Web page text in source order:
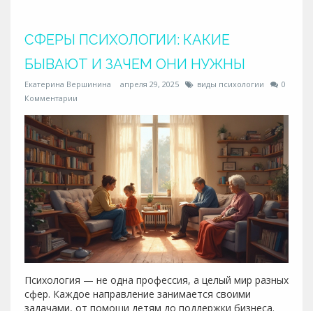
СФЕРЫ ПСИХОЛОГИИ: КАКИЕ
БЫВАЮТ И ЗАЧЕМ ОНИ НУЖНЫ
Екатерина Вершинина апреля 29, 2025 виды психологии
0
Комментарии
Психология — не одна профессия, а целый мир разных
сфер. Каждое направление занимается своими
задачами, от помощи детям до поддержки бизнеса.